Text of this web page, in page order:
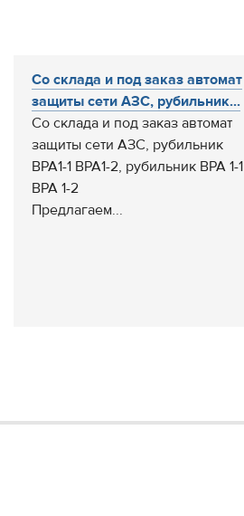
Со склада и под заказ автомат
защиты сети АЗС, рубильник...
Со склада и под заказ автомат
защиты сети АЗС, рубильник
ВРА1-1 ВРА1-2, рубильник ВРА 1-1
ВРА 1-2
Предлагаем...